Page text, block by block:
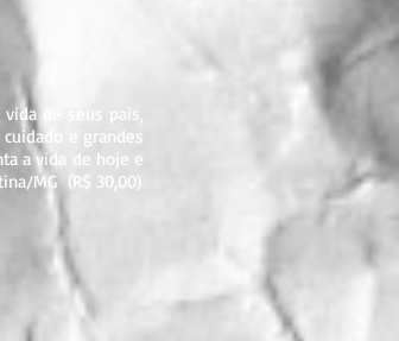
de seus pais,
e grandes
a vida de hoje e
MG (R$ 30,00)